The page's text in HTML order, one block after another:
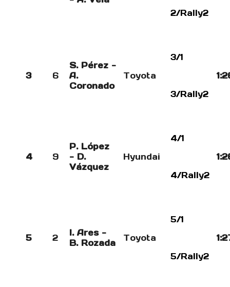
2/Rally2
3 6
S. Pérez -
A.
Coronado
Toyota
3/1
3/Rally2
4 9
P. López
- D.
Vázquez
Hyundai
4/1
4/Rally2
5 2
I. Ares -
B. Rozada
Toyota
5/1
5/Rally2